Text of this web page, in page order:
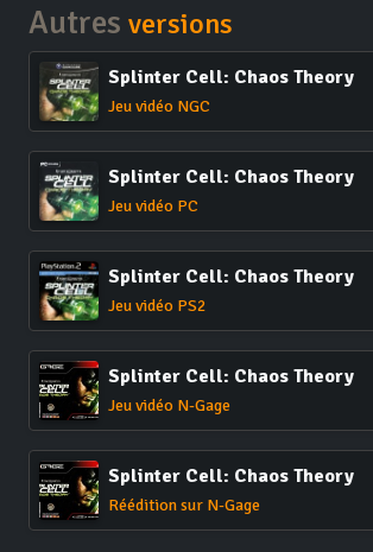
Autres versions
Splinter Cell: Chaos Theory
Jeu vidéo NGC
Splinter Cell: Chaos Theory
Jeu vidéo PC
Splinter Cell: Chaos Theory
Jeu vidéo PS2
Splinter Cell: Chaos Theory
Jeu vidéo N-Gage
Splinter Cell: Chaos Theory
Réédition sur N-Gage